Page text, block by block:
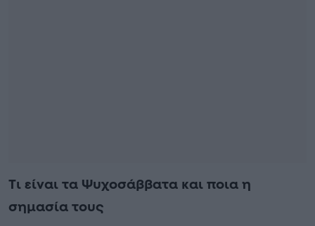
Τι είναι τα Ψυχοσάββατα και ποια η
σημασία τους